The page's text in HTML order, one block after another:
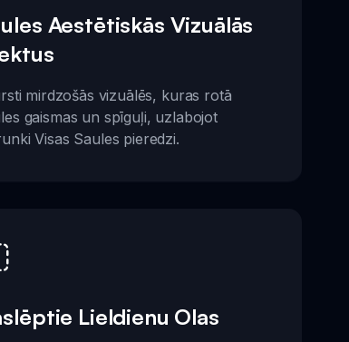
Aestētiskās Vizuālās
mirdzošās vizuālēs, kuras rotā
gaismas un spīguļi, uzlabojot
Visas Saules pieredzi.
Lieldienu Olas